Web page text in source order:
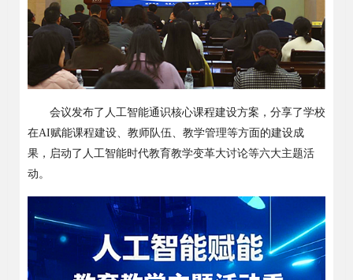
会议发布了人工智能通识核心课程建设方案，分享了学校
在AI赋能课程建设、教师队伍、教学管理等方面的建设成
果，启动了人工智能时代教育教学变革大讨论等六大主题活
动。